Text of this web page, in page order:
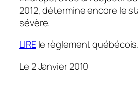
2012, détermine encore le
sévère.
LIREle règlement québécois.
Le 2 Janvier 2010